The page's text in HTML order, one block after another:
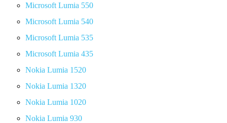
Microsoft Lumia 550
Microsoft Lumia 540
Microsoft Lumia 535
Microsoft Lumia 435
Nokia Lumia 1520
Nokia Lumia 1320
Nokia Lumia 1020
Nokia Lumia 930